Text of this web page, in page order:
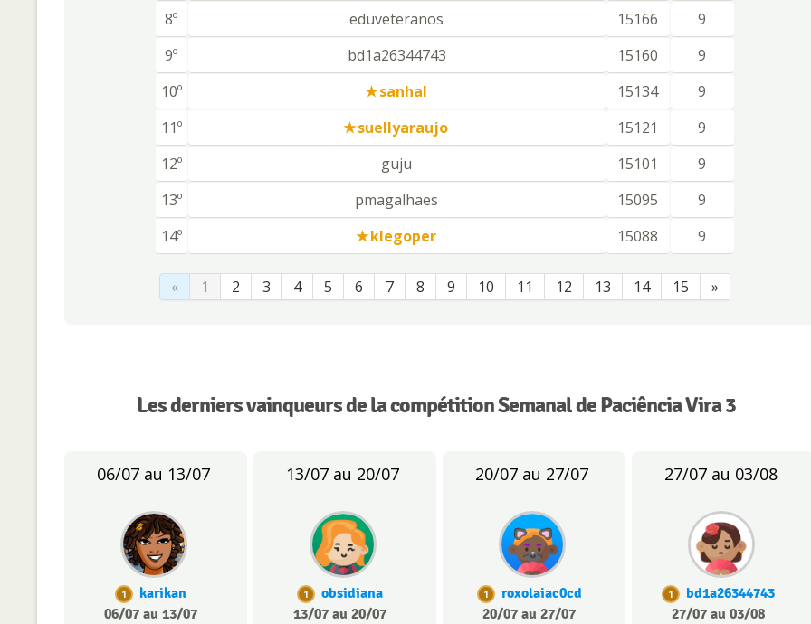
8º
eduveteranos 15166
9
9º
bd1a26344743 15160
9
10º
sanhal 15134
9
11º
suellyaraujo 15121
9
12º
guju 15101
9
13º
pmagalhaes 15095
9
14º
klegoper 15088 9
« 1 2 3 4 5 6 7 8 9 10 11 12 13 14 15 »
Les derniers vainqueurs de la compétition Semanal de Paciência Vira 3
06/07 au 13/07
1
karikan
06/07 au 13/07
13/07 au 20/07
1
obsidiana
13/07 au 20/07
20/07 au 27/07
1
roxolaiac0cd
20/07 au 27/07
27/07 au 03/08
1
bd1a26344743
27/07 au 03/08